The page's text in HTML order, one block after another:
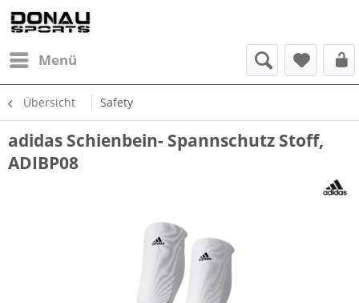
Menü
Übersicht Safety
adidas Schienbein- Spannschutz Stoff,
ADIBP08